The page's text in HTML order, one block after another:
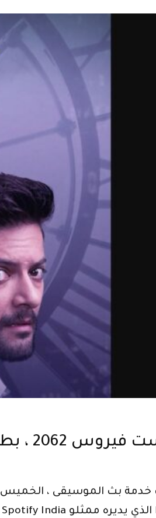
تشادا وعلي فضل ، العودة للموسم الثاني على سبوتيفي